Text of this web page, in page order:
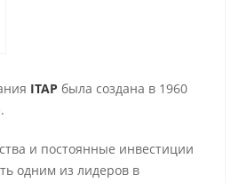
ITAP была создана в 1960
и постоянные инвестиции
одним из лидеров в